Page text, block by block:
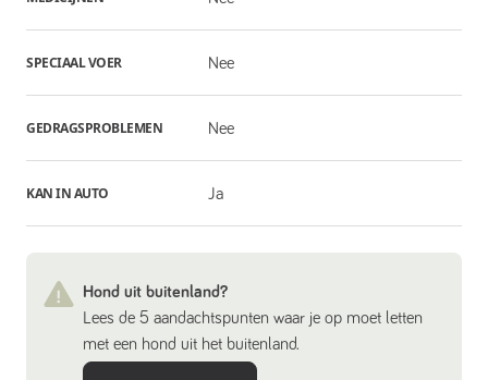
SPECIAAL VOER Nee
GEDRAGSPROBLEMEN Nee
KAN IN AUTO Ja
Hond uit buitenland?
Lees de 5 aandachtspunten waar je op moet letten
met een hond uit het buitenland.